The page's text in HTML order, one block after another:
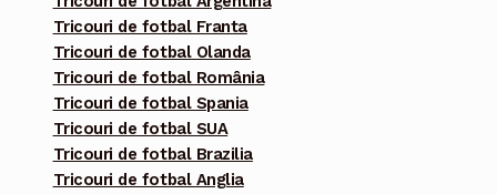
Tricouri de fotbal Franta
Tricouri de fotbal Olanda
Tricouri de fotbal România
Tricouri de fotbal Spania
Tricouri de fotbal SUA
Tricouri de fotbal Brazilia
Tricouri de fotbal Anglia